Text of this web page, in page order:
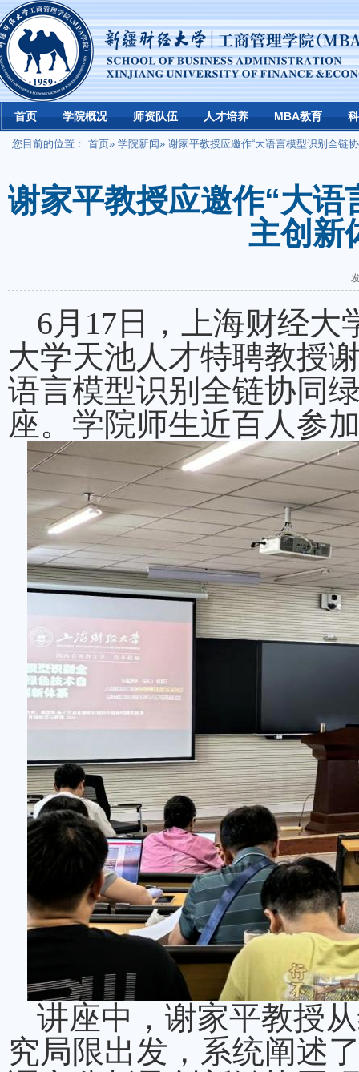
首页 学院概况 师资队伍 人才培养 MBA教育
您目前的位置： 首页» 学院新闻» 谢家平教授应邀作“大语言模型识别全链
谢家平教授应邀作“大
主创新
6月17日，上海财经
大学天池人才特聘教授
语言模型识别全链协同
座。学院师生近百人参
讲座中，谢家平教授
究局限出发，系统阐述